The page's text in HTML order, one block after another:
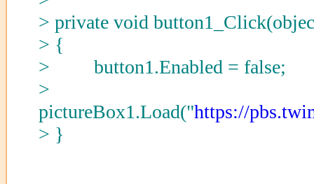
> private void
> {
> button1.Enabled = false;
>
pictureBox1.Load("https://
> }